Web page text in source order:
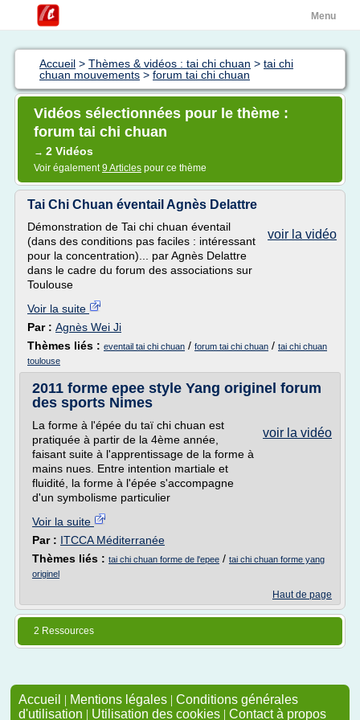
Menu
Accueil > Thèmes & vidéos : tai chi chuan > tai chi
chuan mouvements > forum tai chi chuan
Vidéos sélectionnées pour le thème :
forum tai chi chuan
→ 2 Vidéos
Voir également9 Articles pour ce thème
Tai Chi Chuan éventail Agnès Delattre
voir la vidéo
Démonstration de Tai chi chuan éventail
(dans des conditions pas faciles : intéressant
pour la concentration)... par Agnès Delattre
dans le cadre du forum des associations sur
Toulouse
Voir la suite
Par : Agnès Wei Ji
Thèmes liés : eventail tai chi chuan / forum tai chi chuan / tai chi chuan
toulouse
2011 forme epee style Yang originel forum
des sports Nimes
voir la vidéo
La forme à l'épée du taï chi chuan est
pratiquée à partir de la 4ème année,
faisant suite à l'apprentissage de la forme à
mains nues. Entre intention martiale et
fluidité, la forme à l'épée s'accompagne
d'un symbolisme particulier
Voir la suite
Par : ITCCA Méditerranée
Thèmes liés : tai chi chuan forme de l'epee / tai chi chuan forme yang
originel
Haut de page
2 Ressources
Accueil | Mentions légales | Conditions générales
d'utilisation | Utilisation des cookies | Contact à propos